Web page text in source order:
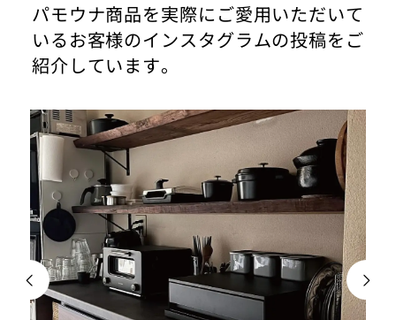
パモウナ商品を実際にご愛用いただいて
いるお客様のインスタグラムの投稿をご
紹介しています。